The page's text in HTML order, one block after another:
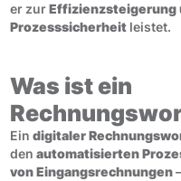
er zurEffizienzsteigerung
Prozesssicherheit leistet.
Was ist ein
Ein digitaler
den automatisierten
von Eingangsrechnungen